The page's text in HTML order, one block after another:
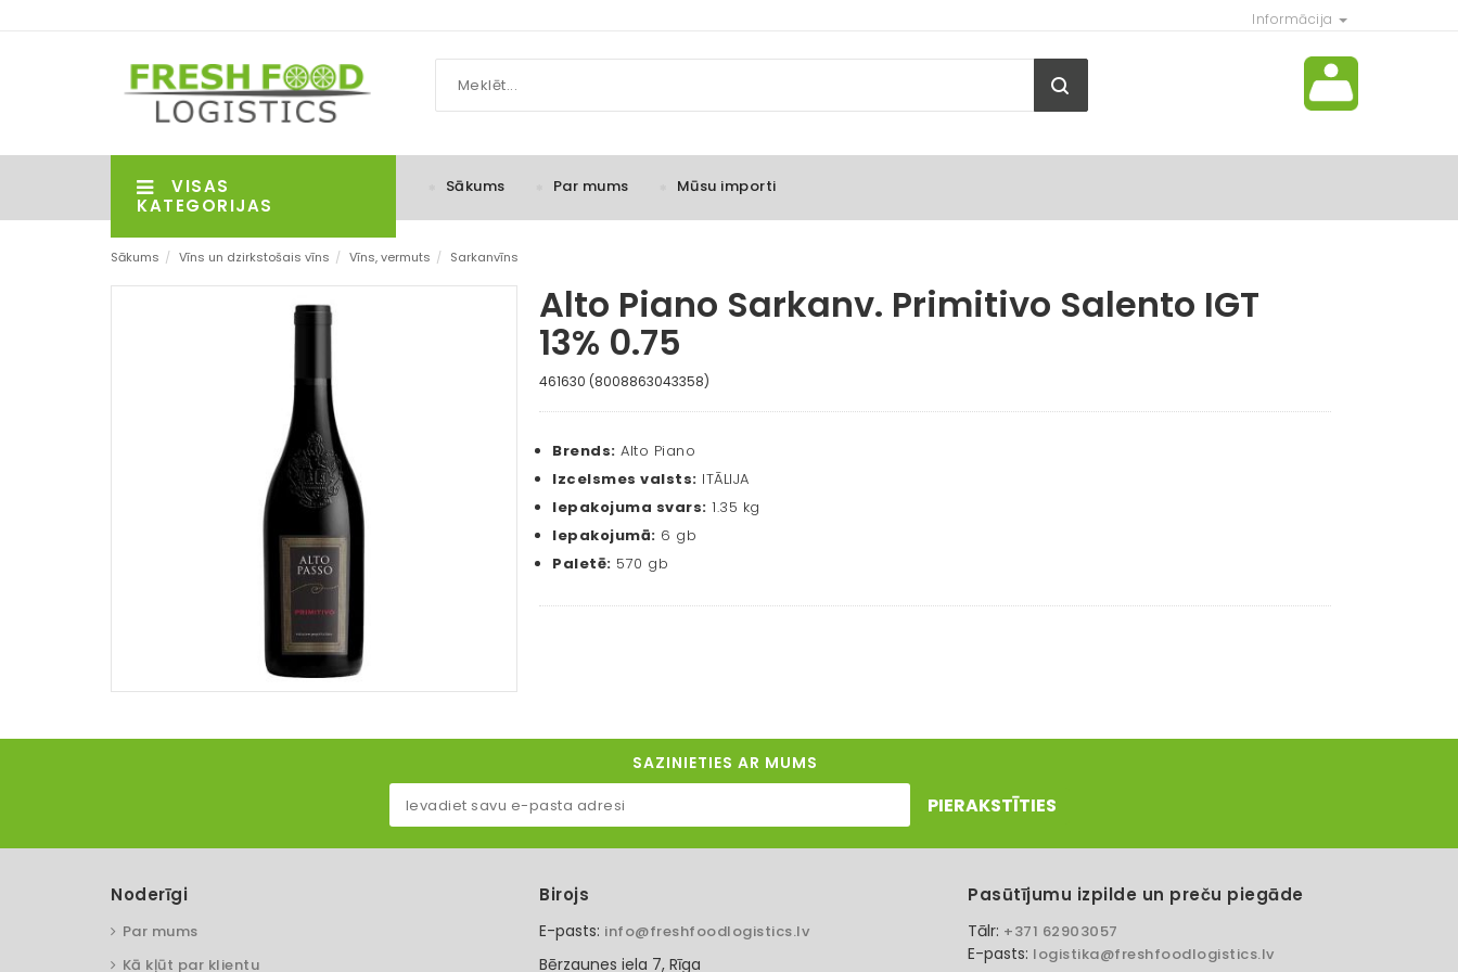
Informācija
VISAS
KATEGORIJAS
Sākums Par mums Mūsu importi
Sākums / Vīns un dzirkstošais vīns / Vīns, vermuts / Sarkanvīns
Alto Piano Sarkanv. Primitivo Salento IGT
13% 0.75
461630 (8008863043358)
Brends: Alto Piano
Izcelsmes valsts: ITĀLIJA
Iepakojuma svars: 1.35 kg
Iepakojumā: 6 gb
Paletē: 570 gb
SAZINIETIES AR MUMS
PIERAKSTĪTIES
Noderīgi
Par mums
Kā kļūt par klientu
Birojs
E-pasts: info@freshfoodlogistics.lv
Bērzaunes iela 7, Rīga
Pasūtījumu izpilde un preču piegāde
Tālr: +371 62903057
E-pasts: logistika@freshfoodlogistics.lv